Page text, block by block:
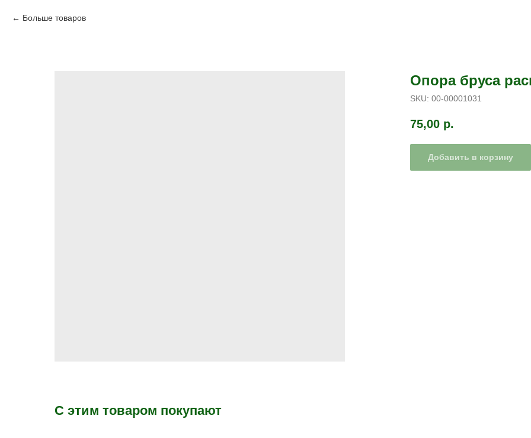
Больше товаров
Опора бруса
SKU: 00-00001031
75,00 р.
Добавить в корзину
С этим товаром покупают